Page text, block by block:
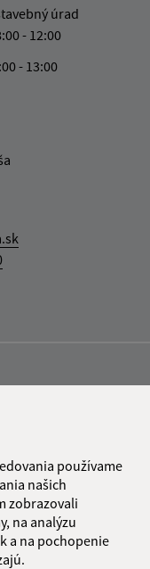
používame
našich
zobrazovali
na analýzu
a na pochopenie
úrad
- 12:00
- 13:00